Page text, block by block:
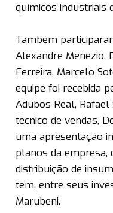
químicos industriais
Também
Alexandre Menezio,
Ferreira, Marcelo
equipe foi recebida
Adubos Real,
técnico de vendas,
uma apresentação
planos da empresa,
distribuição de
tem, entre seus
Marubeni.